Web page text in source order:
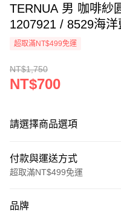
TERNUA 男 咖啡紗
1207921 / 8529海
超取滿NT$499免運
NT$1,750
NT$700
請選擇商品選項
付款與運送方式
超取滿NT$499免運
信用卡一次付款
品牌